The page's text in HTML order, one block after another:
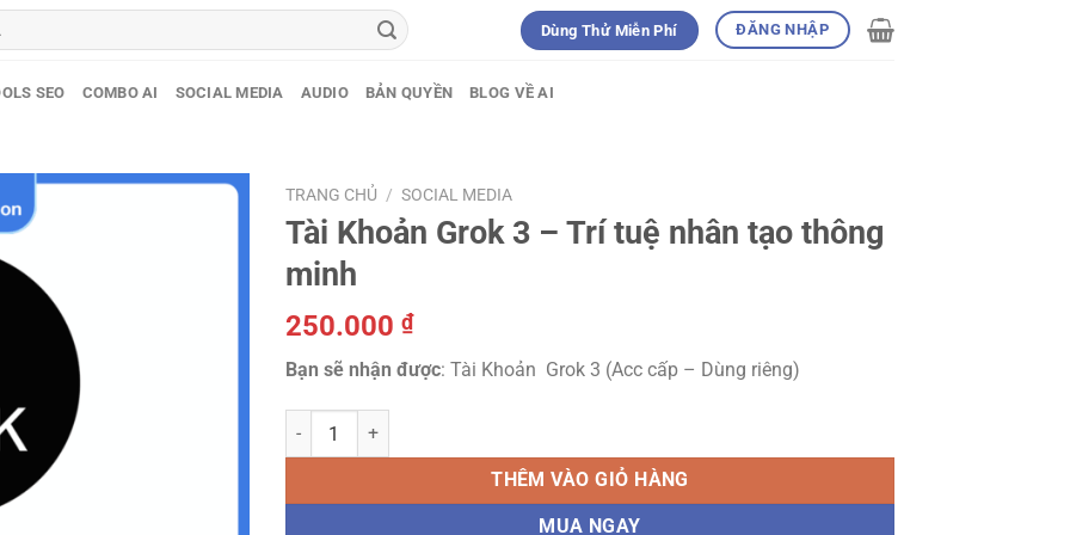
Dùng Thử Miễn Phí ĐĂNG NHẬP
SEO COMBO AI SOCIAL MEDIA AUDIO BẢN QUYỀN BLOG VỀ AI
TRANG CHỦ / SOCIAL MEDIA
Tài Khoản Grok 3 – Trí tuệ nhân tạo thông
minh
250.000 ₫
Bạn sẽ nhận được: Tài Khoản Grok 3 (Acc cấp – Dùng riêng)
Tài Khoản Grok 3 - Trí tuệ nhân tạo thông minh số lượng
THÊM VÀO GIỎ HÀNG
MUA NGAY